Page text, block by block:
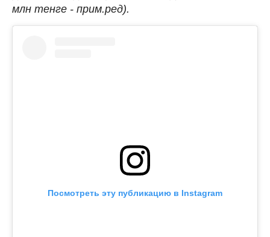
млн тенге - прим.ред).
Посмотреть эту публикацию в Instagram